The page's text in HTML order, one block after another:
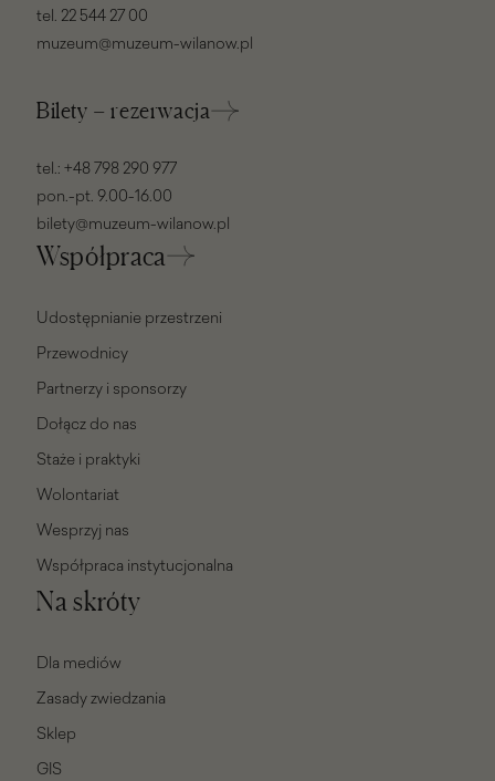
tel. 22 544 27 00
muzeum@muzeum-wilanow.pl
Bilety – rezerwacja
tel.: +48 798 290 977
pon.-pt. 9.00-16.00
bilety@muzeum-wilanow.pl
Współpraca
Udostępnianie przestrzeni
Przewodnicy
Partnerzy i sponsorzy
Dołącz do nas
Staże i praktyki
Wolontariat
Wesprzyj nas
Współpraca instytucjonalna
Na skróty
Dla mediów
Zasady zwiedzania
Sklep
GIS